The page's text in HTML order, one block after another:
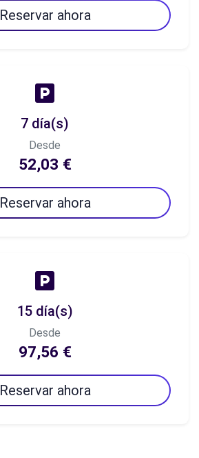
Reservar ahora
7 día(s)
Desde
52,03 €
Reservar ahora
15 día(s)
Desde
97,56 €
Reservar ahora